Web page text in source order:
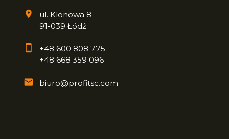
ul. Klonowa 8
91-039 Łódź
+48 600 808 775
+48 668 359 096
biuro@profitsc.com